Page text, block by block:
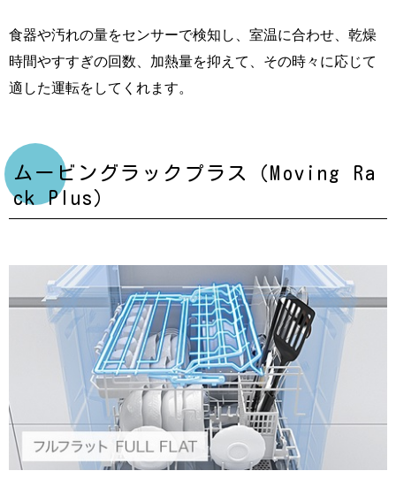
食器や汚れの量をセンサーで検知し、室温に合わせ、乾燥
時間やすすぎの回数、加熱量を抑えて、その時々に応じて
適した運転をしてくれます。
ムービングラックプラス（Moving Ra
ck Plus）